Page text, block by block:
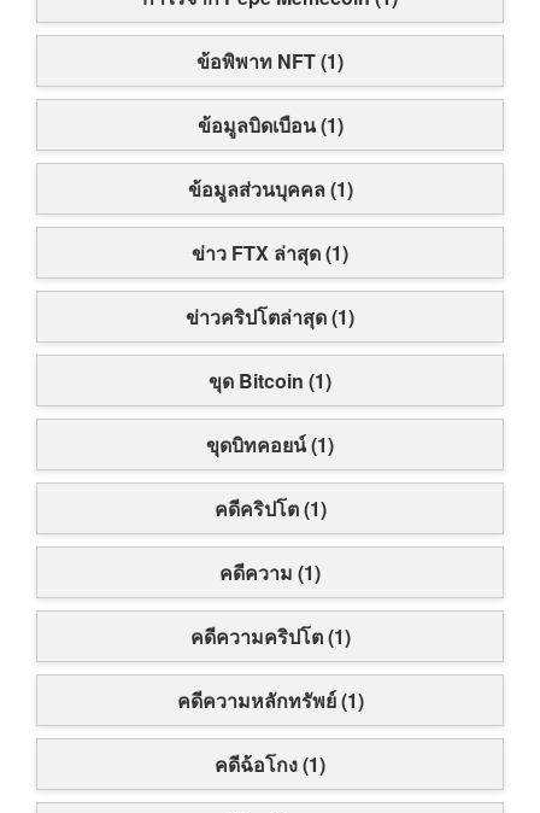
ข้อพิพาท NFT (1)
ข้อมูลบิดเบือน (1)
ข้อมูลส่วนบุคคล (1)
ข่าว FTX ล่าสุด (1)
ข่าวคริปโตล่าสุด (1)
ขุด Bitcoin (1)
ขุดบิทคอยน์ (1)
คดีคริปโต (1)
คดีความ (1)
คดีความคริปโต (1)
คดีความหลักทรัพย์ (1)
คดีฉ้อโกง (1)